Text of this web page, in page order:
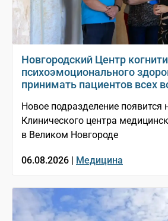
Новгородский Центр
психоэмоционального
принимать пациентов всех
Новое подразделение появится
Клинического центра
в Великом Новгороде
06.08.2026 | Медицина